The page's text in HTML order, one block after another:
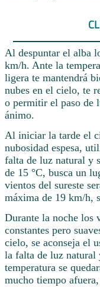
Al despuntar el alba
km/h. Ante la
ligera te mantendrá
nubes en el cielo, te
o permitir el paso de
ánimo.
Al iniciar la tarde el
nubosidad espesa,
falta de luz natural y
de 15 °C, busca un
vientos del sureste
máxima de 19 km/h,
Durante la noche los
constantes pero
cielo, se aconseja el
la falta de luz natural
temperatura se
mucho tiempo